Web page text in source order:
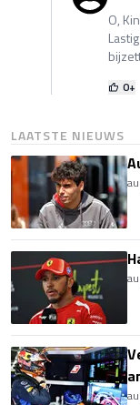
O,
0+
LAATSTE NIEUWS